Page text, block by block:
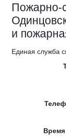
Пожарно-
и
Единая служба